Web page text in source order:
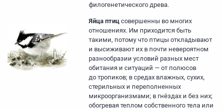
филогенетического древа.
Яйца птиц совершенны во многих
отношениях. Им приходится быть
такими, потому что птицы откладывают
и высиживают их в почти невероятном
разнообразии условий разных мест
обитания и ситуаций — от полюсов
до тропиков; в средах влажных, сухих,
стерильных и переполненных
микроорганизмами; в гнёздах и без них;
обогревая теплом собственного тела или